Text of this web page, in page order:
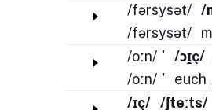
/fərsysət/
/fərsysət/
/
/oːn/
/oːn/
'
'
/ɔɪ̯ç/
euch
/ɪç/ /ʃteːts/